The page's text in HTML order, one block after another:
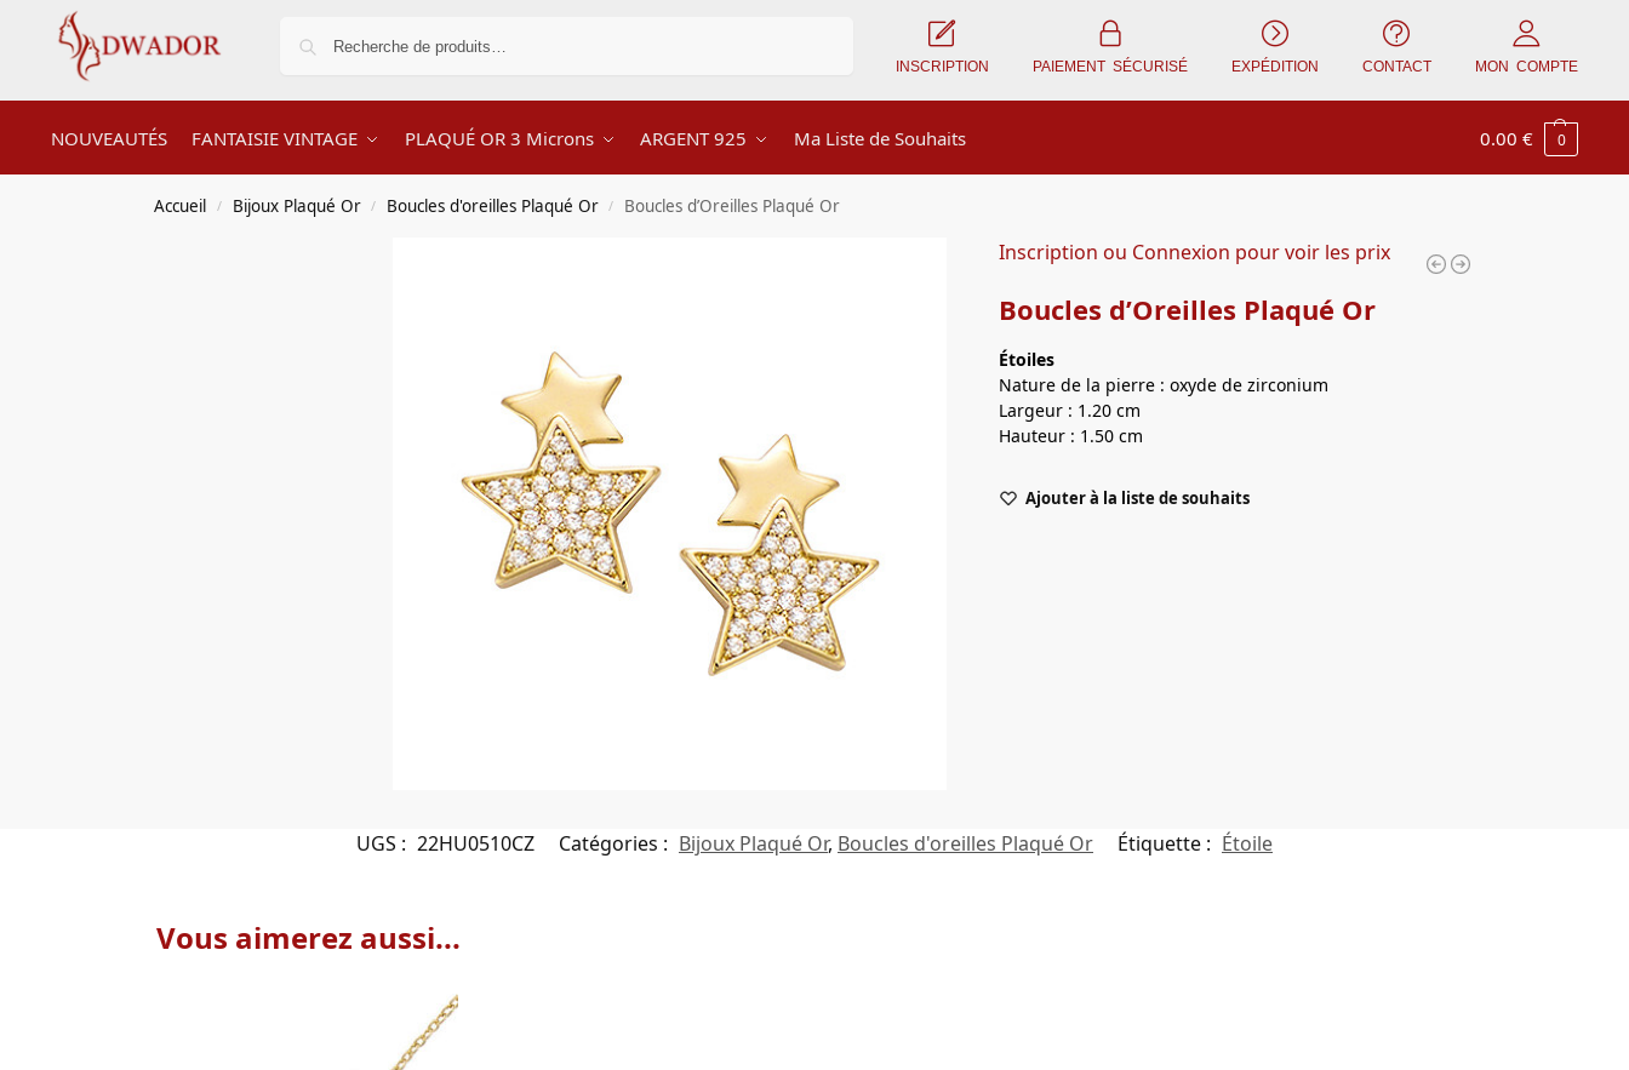
INSCRIPTION PAIEMENT SÉCURISÉ EXPÉDITION CONTACT MON COMPTE
NOUVEAUTÉS FANTAISIE VINTAGE PLAQUÉ OR 3 Microns ARGENT 925 Ma Liste de Souhaits 0.00€ 0
Accueil / Bijoux Plaqué Or / Boucles d'oreilles Plaqué Or / Boucles d’Oreilles Plaqué Or
Inscription ou Connexion pour voir les prix
Boucles d’Oreilles Plaqué Or
Étoiles
Nature de la pierre : oxyde de zirconium
Largeur : 1.20 cm
Hauteur : 1.50 cm
Ajouter à la liste de souhaits
UGS : 22HU0510CZ Catégories : Bijoux Plaqué Or, Boucles d'oreilles Plaqué Or Étiquette : Étoile
Vous aimerez aussi...